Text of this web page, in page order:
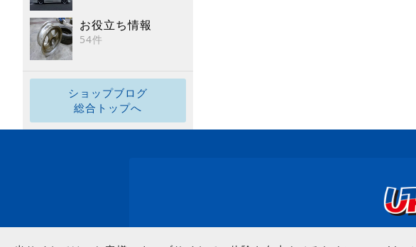
お役立ち情報
54件
ショップブログ
総合トップへ